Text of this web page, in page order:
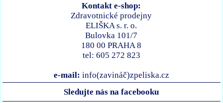
Kontakt e-shop:
Zdravotnické prodejny
ELIŠKA s. r. o.
Bulovka 101/7
180 00 PRAHA 8
tel: 605 272 823
e-mail: info(zavináč)zpeliska.cz
Sledujte nás na facebooku